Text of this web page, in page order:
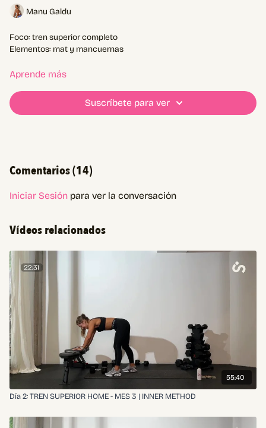
Manu Galdu
Foco: tren superior completo
Elementos: mat y mancuernas
💪🏼 Registrá tus pesos en "Notas"
📆 Agregalo a calendario
👇🏼Comentá cuando lo hagas
05:10entrada en calor
15:30B1
28:55D2
34:02E2
Aprende más
Suscríbete para ver
Comentarios (14)
Iniciar Sesión para ver la conversación
Vídeos relacionados
55:40
Día 2: TREN SUPERIOR HOME - MES 3 | INNER METHOD